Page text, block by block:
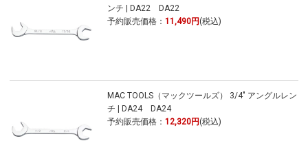
ンチ | DA22 DA22
予約販売価格： 11,490円 (税込)
MAC TOOLS（マックツールズ） 3/4" アングルレン
チ | DA24 DA24
予約販売価格： 12,320円 (税込)